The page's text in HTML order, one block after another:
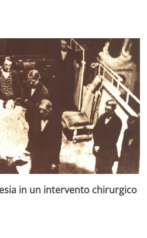
in un intervento chirurgico